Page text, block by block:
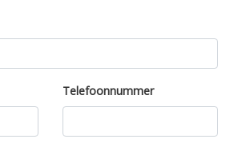
Telefoonnummer